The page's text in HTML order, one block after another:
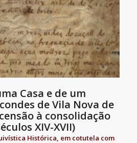
Casa e de um
de Vila Nova de
à consolidação
XIV-XVII)
Histórica, em cotutela com